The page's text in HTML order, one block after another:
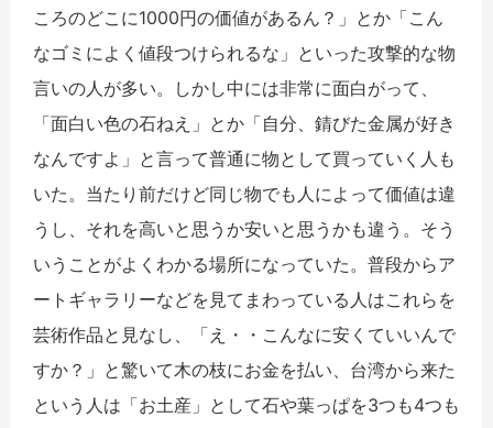
ころのどこに1000円の価値があるん？」とか「こん
なゴミによく値段つけられるな」といった攻撃的な物
言いの人が多い。しかし中には非常に面白がって、
「面白い色の石ねえ」とか「自分、錆びた金属が好き
なんですよ」と言って普通に物として買っていく人も
いた。当たり前だけど同じ物でも人によって価値は違
うし、それを高いと思うか安いと思うかも違う。そう
いうことがよくわかる場所になっていた。普段からア
ートギャラリーなどを見てまわっている人はこれらを
芸術作品と見なし、「え・・こんなに安くていいんで
すか？」と驚いて木の枝にお金を払い、台湾から来た
という人は「お土産」として石や葉っぱを3つも4つも